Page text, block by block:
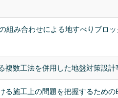
組み合わせによる地すべりブロ
複数工法を併用した地盤対策設計
る施工上の問題を把握するため